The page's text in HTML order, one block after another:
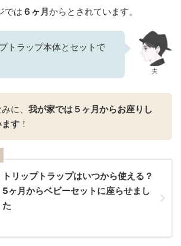
では ６ヶ月からとされています。
トラップ本体とセットで
夫
に、 我が家では５ヶ月からお座りし
す ！
トリップトラップはいつから使える？
5ヶ月からベビーセットに座らせまし
た